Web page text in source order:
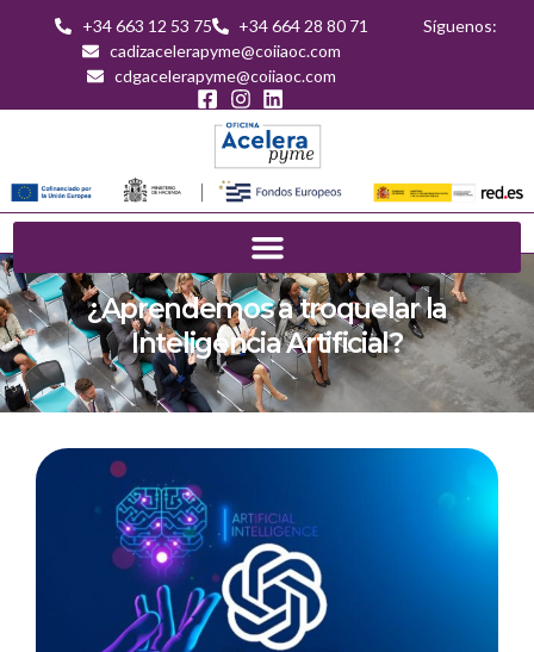
+34 663 12 53 75
+34 664 28 80 71
cadizacelerapyme@coiiaoc.com
cdgacelerapyme@coiiaoc.com
Síguenos:
¿Aprendemos a troquelar la
Inteligencia Artificial?